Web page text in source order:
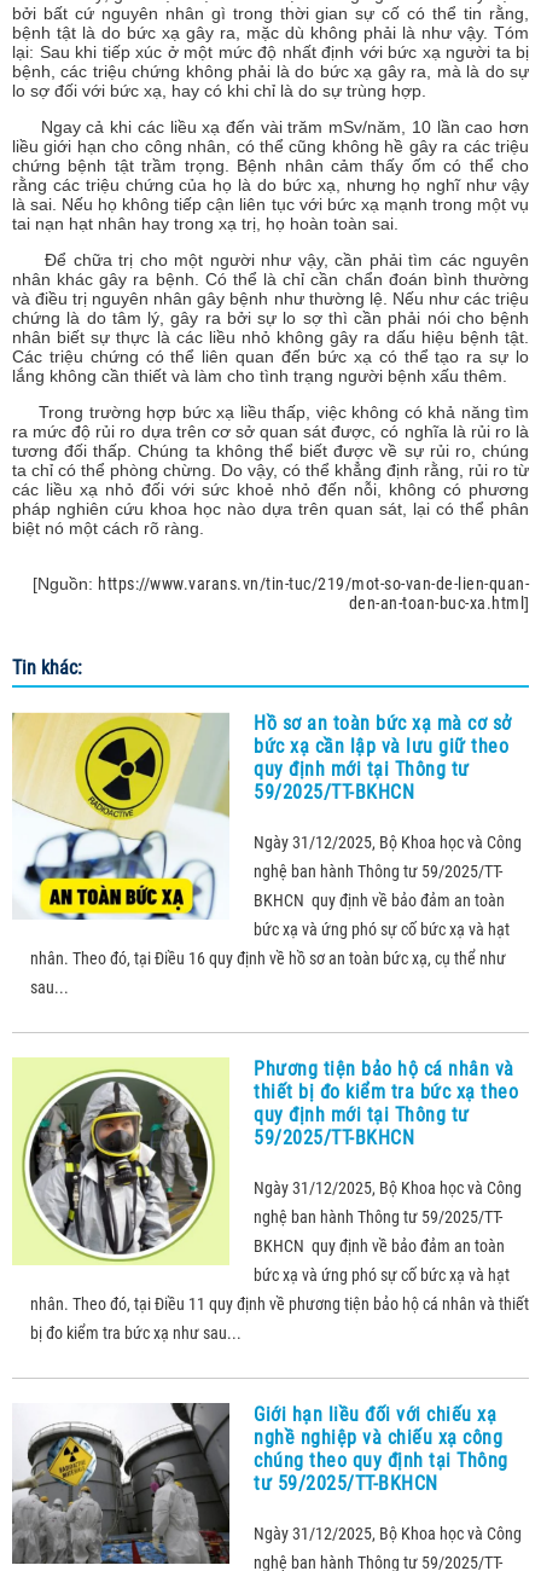
bởi bất cứ nguyên nhân gì trong thời gian sự cố có thể tin rằng,
bệnh tật là do bức xạ gây ra, mặc dù không phải là như vậy. Tóm
lại: Sau khi tiếp xúc ở một mức độ nhất định với bức xạ người ta bị
bệnh, các triệu chứng không phải là do bức xạ gây ra, mà là do sự
lo sợ đối với bức xạ, hay có khi chỉ là do sự trùng hợp.
Ngay cả khi các liều xạ đến vài trăm mSv/năm, 10 lần cao hơn
liều giới hạn cho công nhân, có thể cũng không hề gây ra các triệu
chứng bệnh tật trầm trọng. Bệnh nhân cảm thấy ốm có thể cho
rằng các triệu chứng của họ là do bức xạ, nhưng họ nghĩ như vậy
là sai. Nếu họ không tiếp cận liên tục với bức xạ mạnh trong một vụ
tai nạn hạt nhân hay trong xạ trị, họ hoàn toàn sai.
Để chữa trị cho một người như vậy, cần phải tìm các nguyên
nhân khác gây ra bệnh. Có thể là chỉ cần chẩn đoán bình thường
và điều trị nguyên nhân gây bệnh như thường lệ. Nếu như các triệu
chứng là do tâm lý, gây ra bởi sự lo sợ thì cần phải nói cho bệnh
nhân biết sự thực là các liều nhỏ không gây ra dấu hiệu bệnh tật.
Các triệu chứng có thể liên quan đến bức xạ có thể tạo ra sự lo
lắng không cần thiết và làm cho tình trạng người bệnh xấu thêm.
Trong trường hợp bức xạ liều thấp, việc không có khả năng tìm
ra mức độ rủi ro dựa trên cơ sở quan sát được, có nghĩa là rủi ro là
tương đối thấp. Chúng ta không thể biết được về sự rủi ro, chúng
ta chỉ có thể phòng chừng. Do vậy, có thể khẳng định rằng, rủi ro từ
các liều xạ nhỏ đối với sức khoẻ nhỏ đến nỗi, không có phương
pháp nghiên cứu khoa học nào dựa trên quan sát, lại có thể phân
biệt nó một cách rõ ràng.
[Nguồn: https://www.varans.vn/tin-tuc/219/mot-so-van-de-lien-quan-
den-an-toan-buc-xa.html ]
Tin khác:
Hồ sơ an toàn bức xạ mà cơ sở
bức xạ cần lập và lưu giữ theo
quy định mới tại Thông tư
59/2025/TT-BKHCN
Ngày 31/12/2025, Bộ Khoa học và Công
nghệ ban hành Thông tư 59/2025/TT-
BKHCN quy định về bảo đảm an toàn
bức xạ và ứng phó sự cố bức xạ và hạt
nhân. Theo đó, tại Điều 16 quy định về hồ sơ an toàn bức xạ, cụ thể như
sau...
Phương tiện bảo hộ cá nhân và
thiết bị đo kiểm tra bức xạ theo
quy định mới tại Thông tư
59/2025/TT-BKHCN
Ngày 31/12/2025, Bộ Khoa học và Công
nghệ ban hành Thông tư 59/2025/TT-
BKHCN quy định về bảo đảm an toàn
bức xạ và ứng phó sự cố bức xạ và hạt
nhân. Theo đó, tại Điều 11 quy định về phương tiện bảo hộ cá nhân và thiết
bị đo kiểm tra bức xạ như sau...
Giới hạn liều đối với chiếu xạ
nghề nghiệp và chiếu xạ công
chúng theo quy định tại Thông
tư 59/2025/TT-BKHCN
Ngày 31/12/2025, Bộ Khoa học và Công
nghệ ban hành Thông tư 59/2025/TT-